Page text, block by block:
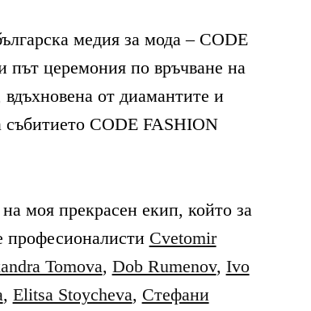
медия за мода– CODE
път церемония по връчване на
вдъхновена от диамантите и
събитието CODE FASHION
моя прекрасен екип, който за
професионалисти Cvetomir
Tomova, Dob Rumenov, Ivo
, Elitsa Stoycheva, Стефани